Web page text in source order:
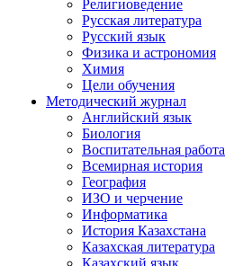
Религиоведение
Русская литература
Русский язык
Физика и астрономия
Химия
Цели обучения
Методический журнал
Английский язык
Биология
Воспитательная работа
Всемирная история
География
ИЗО и черчение
Информатика
История Казахстана
Казахская литература
Казахский язык